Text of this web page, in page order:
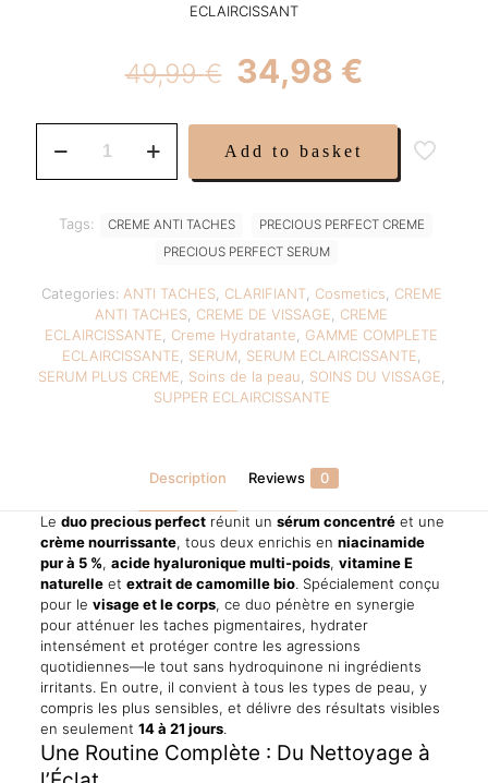
ECLAIRCISSANT
49,99€ Original
price
was:
49,99 €.
34,98 €
is:
34,98
PERFECT
CREME
VISSAGE
ET
PROTECTION.
Vissage
Corps.
Add to basket
Categories: ANTI TACHES, CLARIFIANT, Cosmetics
CREME
ANTI TACHES CREME DE VISSAGE
CREME
ECLAIRCISSANTE
Creme Hydratante
GAMME COMPLETE
ECLAIRCISSANTE
SERUM SERUM ECLAIRCISSANTE
SERUM PLUS CREME
Soins de la peau SOINS DU VISSAGE
SUPPER ECLAIRCISSANTE
Tags: CREME ANTI TACHES
PRECIOUS PERFECT CREME
PRECIOUS PERFECT SERUM
Description Reviews 0
Le duo precious perfectréunit un sérum concentréet une
crème nourrissante, tous deux enrichis en niacinamide
pur à 5 %, acide hyaluronique multi-poids, vitamine E
naturelleet extrait de camomille bio. Spécialement conçu
pour le visage et le corps, ce duo pénètre en synergie
pour atténuer les taches pigmentaires, hydrater
intensément et protéger contre les agressions
quotidiennes—le tout sans hydroquinone ni ingrédients
irritants. En outre, il convient à tous les types de peau, y
compris les plus sensibles, et délivre des résultats visibles
en seulement 14 à 21 jours.
Une Routine Complète : Du Nettoyage à